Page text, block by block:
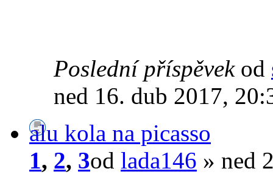
Poslední příspěvek od
ned 16. dub 2017,
alu kola na picasso
1, 2, 3od lada146 » ned